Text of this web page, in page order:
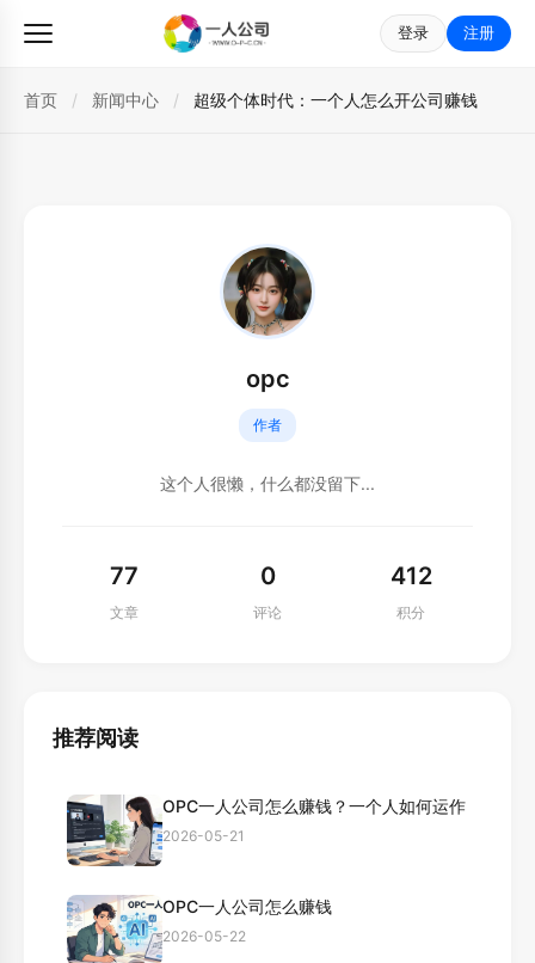
登录 注册
首页 / 新闻中心 / 超级个体时代：一个人怎么开公司赚钱
opc
作者
这个人很懒，什么都没留下...
77
文章
0
评论
412
积分
推荐阅读
OPC一人公司怎么赚钱？一个人如何运作
2026-05-21
OPC一人公司怎么赚钱
2026-05-22